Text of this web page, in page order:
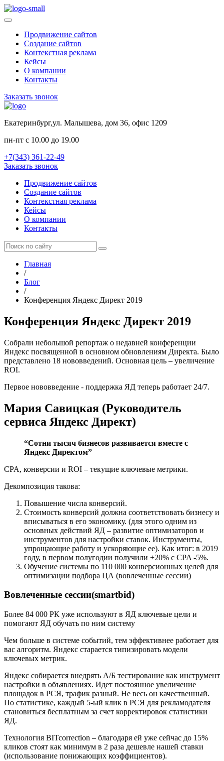
Продвижение сайтов
Создание сайтов
Контекстная реклама
Кейсы
О компании
Контакты
Заказать звонок
Екатеринбург,ул. Малышева, дом 36, офис 1209
пн-пт с 10.00 до 19.00
+7(343) 361-22-49
Заказать звонок
Продвижение сайтов
Создание сайтов
Контекстная реклама
Кейсы
О компании
Контакты
Главная
/
Блог
/
Конференция Яндекс Директ 2019
Конференция Яндекс Директ 2019
Собрали небольшой репортаж о недавней конференции
Яндекс посвященной в основном обновлениям Директа. Было
представлено 18 нововведений. Основная цель – увеличение
ROI.
Первое нововведение - поддержка ЯД теперь работает 24/7.
Мария Савицкая (Руководитель
сервиса Яндекс Директ)
“Сотни тысяч бизнесов развивается вместе с
Яндекс Директом”
CPA, конверсии и ROI – текущие ключевые метрики.
Декомпозиция такова:
Повышение числа конверсий.
Стоимость конверсий должна соответствовать бизнесу и
вписываться в его экономику. (для этого одним из
основных действий ЯД – развитие оптимизаторов и
инструментов для настройки ставок. Инструменты,
упрощающие работу и ускоряющие ее). Как итог: в 2019
году, в первом полугодии получили +20% с CPA -5%.
Обучение системы по 110 000 конверсионных целей для
оптимизации подбора ЦА (вовлеченные сессии)
Вовлеченные сессии(smartbid)
Более 84 000 РК уже используют в ЯД ключевые цели и
помогают ЯД обучать по ним систему
Чем больше в системе событий, тем эффективнее работает для
вас алгоритм. Яндекс старается типизировать модели
ключевых метрик.
Яндекс собирается внедрять А/Б тестирование как инструмент
настройки в объявлениях. Идет постоянное увеличение
площадок в РСЯ, трафик разный. Не весь он качественный.
По статистике, каждый 5-ый клик в РСЯ для рекламодателя
становиться бесплатным за счет корректировок статистики
ЯД.
Технология BITcorrection – благодаря ей уже сейчас до 15%
кликов стоят как минимум в 2 раза дешевле нашей ставки
(использование понижающих коэффициентов).